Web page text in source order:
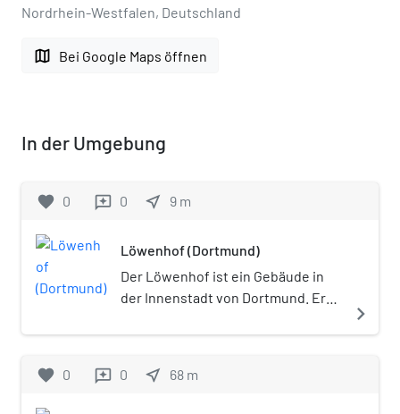
Nordrhein-Westfalen, Deutschland
map Bei Google Maps öffnen
In der Umgebung
favorite 0 reviews 0 near_me 9 m
Löwenhof (Dortmund)
Der Löwenhof ist ein Gebäude in
der Innenstadt von Dortmund. Er
Geschichte eines der größten
war Firmensitz der Heinrich August
navigate_next
favorite 0 reviews 0 near_me 68 m